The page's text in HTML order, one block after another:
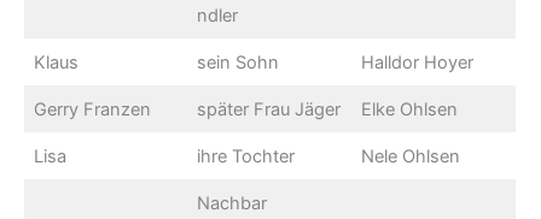
ndler
Klaus sein Sohn Halldor Hoyer
Gerry Franzen später Frau Jäger Elke Ohlsen
Lisa ihre Tochter Nele Ohlsen
Nachbar